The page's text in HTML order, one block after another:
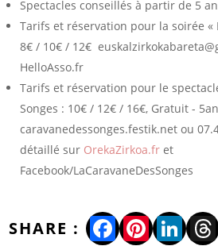
Spectacles conseillés à partir de 5
Tarifs et réservation pour la soirée «
8€ / 10€ / 12€
HelloAsso.fr
Tarifs et réservation pour le
Songes : 10€ / 12€ / 16€, Gratuit -
caravanedessonges.festik.net ou
détaillé sur OrekaZirkoa.fr et
Facebook/LaCaravaneDesSonges
Facebook